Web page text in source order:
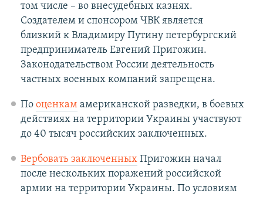
том числе – во внесудебных казнях.
Создателем и спонсором ЧВК является
близкий к Владимиру Путину петербургский
предприниматель Евгений Пригожин.
Законодательством России деятельность
частных военных компаний запрещена.
По оценкамамериканской разведки, в боевых
действиях на территории Украины участвуют
до 40 тысяч российских заключенных.
Вербовать заключенныхПригожин начал
после нескольких поражений российской
армии на территории Украины. По условиям